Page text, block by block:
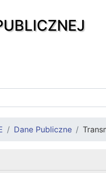
Dane Publiczne